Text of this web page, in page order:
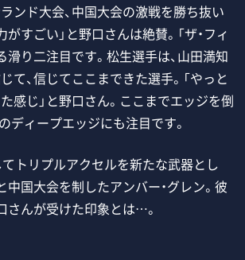
ンド大会、中国大会の激戦を勝ち抜い
すごい」と野口さんは絶賛。「ザ・フィ
滑り二注目です。松生選手は、山田満知
て、信じてここまできた選手。「やっと
感じ」と野口さん。ここまでエッジを倒
ディープエッジにも注目です。
トリプルアクセルを新たな武器とし
中国大会を制したアンバー・グレン。彼
さんが受けた印象とは…。